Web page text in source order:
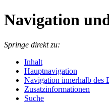
Navigation
Springe direkt zu:
Inhalt
Hauptnavigation
Navigation innerhalb des
Zusatzinformationen
Suche